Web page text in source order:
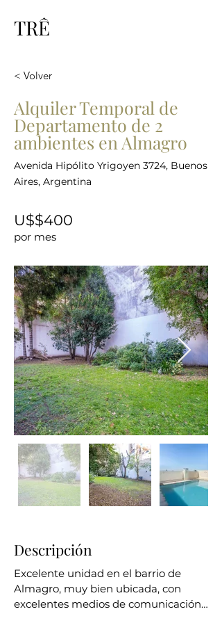
TRÊ
< Volver
Alquiler Temporal de
Departamento de 2
ambientes en Almagro
Avenida Hipólito Yrigoyen 3724, Buenos
Aires, Argentina
U$$400
por mes
Descripción
Excelente unidad en el barrio de
Almagro, muy bien ubicada, con
excelentes medios de comunicación